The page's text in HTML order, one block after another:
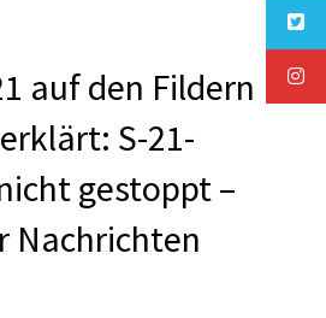
auf den Fildern
S-21-
gestoppt –
Nachrichten